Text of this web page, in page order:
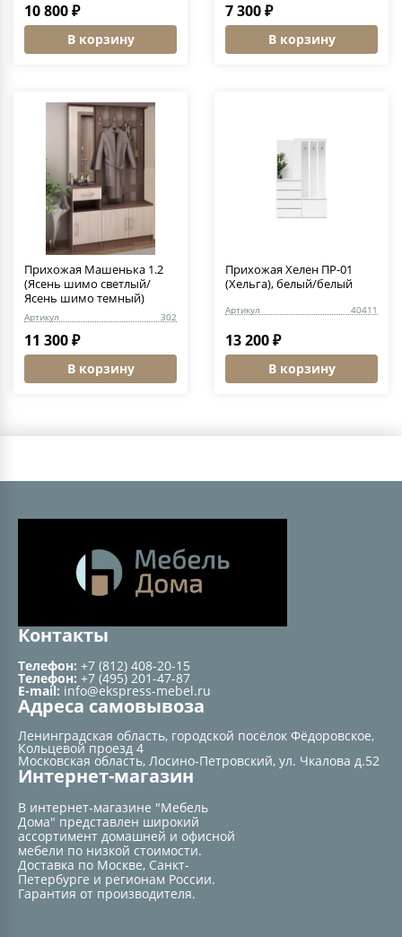
10 800 ₽
В корзину
7 300 ₽
В корзину
Прихожая Машенька 1.2
(Ясень шимо светлый/
Ясень шимо темный)
Артикул 302
11 300 ₽
В корзину
Прихожая Хелен ПР-01
(Хельга), белый/белый
Артикул 40411
13 200 ₽
В корзину
Контакты
Телефон: +7 (812) 408-20-15
Телефон: +7 (495) 201-47-87
E-mail: info@ekspress-mebel.ru
Адреса самовывоза
Ленинградская область, городской посёлок Фёдоровское,
Кольцевой проезд 4
Московская область, Лосино-Петровский, ул. Чкалова д.52
Интернет-магазин
В интернет-магазине "Мебель
Дома" представлен широкий
ассортимент домашней и офисной
мебели по низкой стоимости.
Доставка по Москве, Санкт-
Петербурге и регионам России.
Гарантия от производителя.